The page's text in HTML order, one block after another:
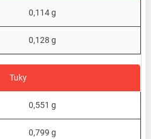
0,114 g
0,128 g
Tuky
0,551 g
0,799 g